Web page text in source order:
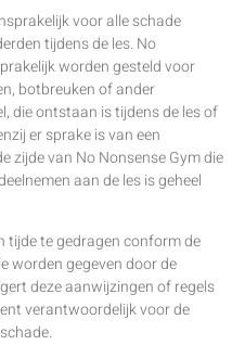
voor alle schade
tijdens de les. No
worden gesteld voor
botbreuken of ander
die ontstaan is tijdens de les of
er sprake is van een
zijde van No Nonsense Gym die
aan de les is geheel
tijde te gedragen conform de
worden gegeven door de
deze aanwijzingen of regels
verantwoordelijk voor de